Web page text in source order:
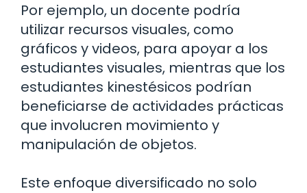
Por ejemplo, un docente podría
utilizar recursos visuales, como
gráficos y videos, para apoyar a los
estudiantes visuales, mientras que los
estudiantes kinestésicos podrían
beneficiarse de actividades prácticas
que involucren movimiento y
manipulación de objetos.
Este enfoque diversificado no solo